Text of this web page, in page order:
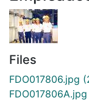
Files
FDO017806.jpg
FDO017806A.jpg